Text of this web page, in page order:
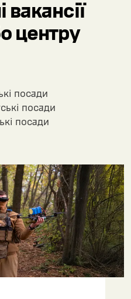
вакансії
центру
посади
посади
посади